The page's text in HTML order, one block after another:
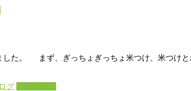
た。 まず、ぎっちょぎっちょ米つけ、米つけ
グ